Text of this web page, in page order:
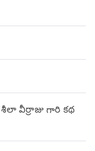
శీలా వీర్రాజు గారి కథ